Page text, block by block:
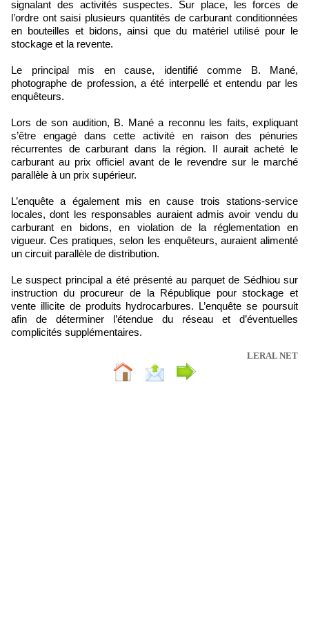
signalant des activités suspectes. Sur place, les forces de
l’ordre ont saisi plusieurs quantités de carburant conditionnées
en bouteilles et bidons, ainsi que du matériel utilisé pour le
stockage et la revente.
Le principal mis en cause, identifié comme B. Mané,
photographe de profession, a été interpellé et entendu par les
enquêteurs.
Lors de son audition, B. Mané a reconnu les faits, expliquant
s’être engagé dans cette activité en raison des pénuries
récurrentes de carburant dans la région. Il aurait acheté le
carburant au prix officiel avant de le revendre sur le marché
parallèle à un prix supérieur.
L’enquête a également mis en cause trois stations-service
locales, dont les responsables auraient admis avoir vendu du
carburant en bidons, en violation de la réglementation en
vigueur. Ces pratiques, selon les enquêteurs, auraient alimenté
un circuit parallèle de distribution.
Le suspect principal a été présenté au parquet de Sédhiou sur
instruction du procureur de la République pour stockage et
vente illicite de produits hydrocarbures. L’enquête se poursuit
afin de déterminer l’étendue du réseau et d’éventuelles
complicités supplémentaires.
LERAL NET